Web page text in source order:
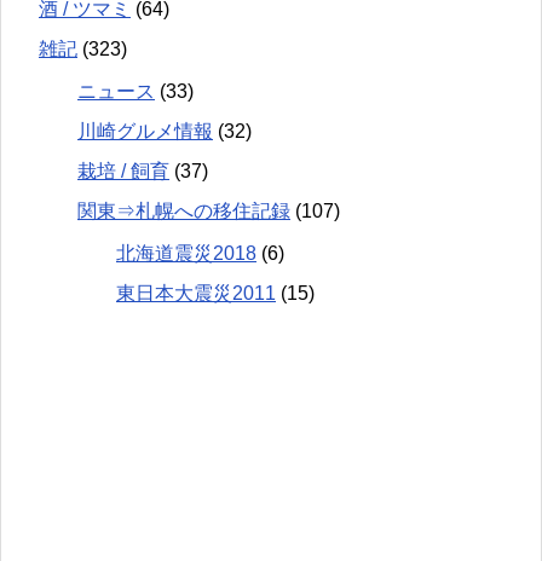
酒 / ツマミ (64)
雑記 (323)
ニュース (33)
川崎グルメ情報 (32)
栽培 / 飼育 (37)
関東⇒札幌への移住記録 (107)
北海道震災2018 (6)
東日本大震災2011 (15)